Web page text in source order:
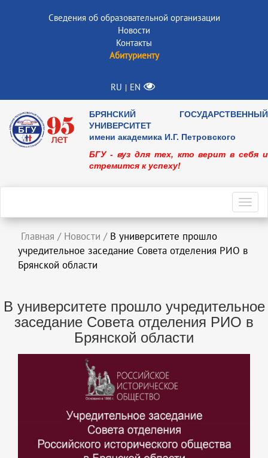
Сведения об образовательной организации
Новости
Контакты
Абитуриенту
RU | EN
БРЯНСКИЙ ГОСУДАРСТВЕННЫЙ
УНИВЕРСИТЕТ
имени академика И.Г. Петровского
БГУ - вуз для тех, кто верит в себя и
стремится к успеху!
Главная / Новости / В университете прошло
учредительное заседание Совета отделения РИО в
Брянской области
В университете прошло учредительное
заседание Совета отделения РИО в
Брянской области